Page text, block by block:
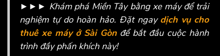
►►► Khám phá Miền Tây bằng xe máy để trải
nghiệm tự do hoàn hảo. Đặt ngay dịch vụ cho
thuê xe máy ở Sài Gònđể bắt đầu cuộc hành
trình đầy phấn khích này!